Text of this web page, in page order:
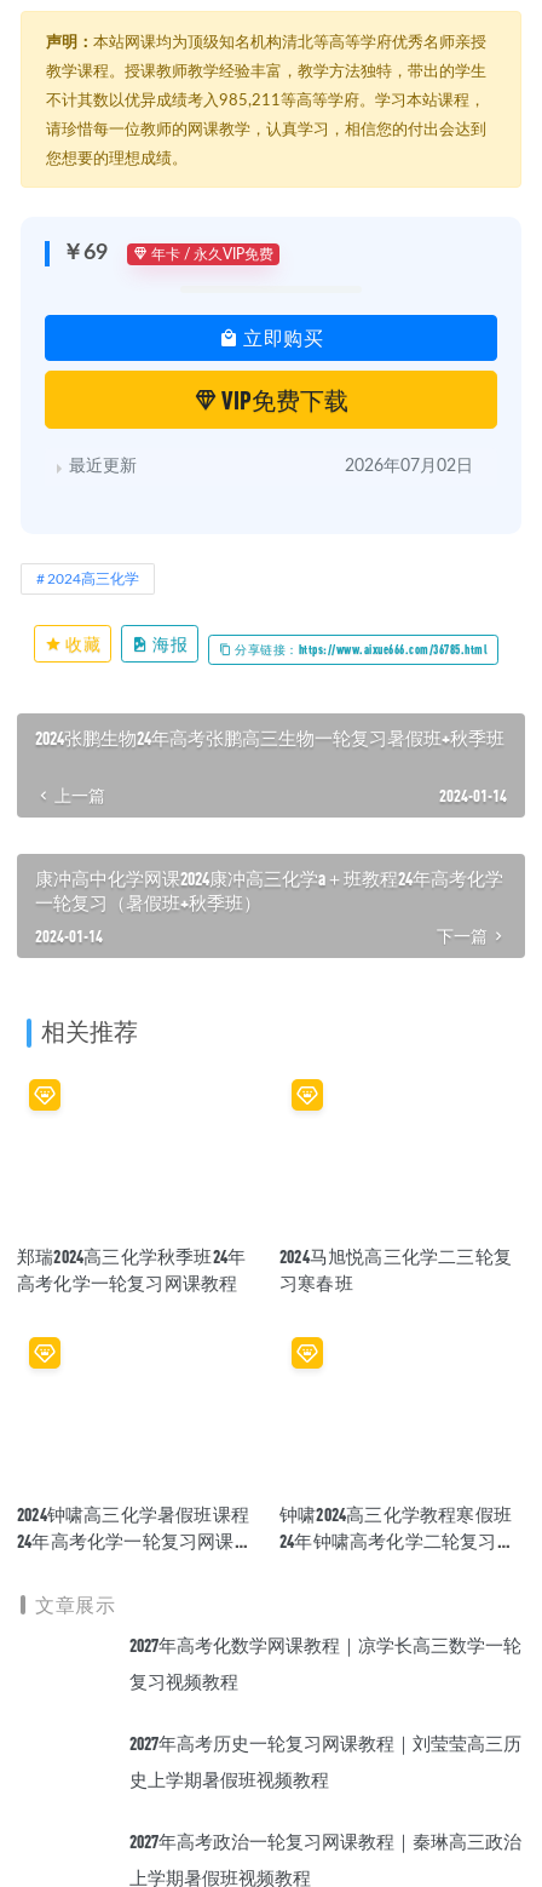
声明： 本站网课均为顶级知名机构清北等高等学府优秀名师亲授
教学课程。授课教师教学经验丰富，教学方法独特，带出的学生
不计其数以优异成绩考入985,211等高等学府。学习本站课程，
请珍惜每一位教师的网课教学，认真学习，相信您的付出会达到
您想要的理想成绩。
￥69 年卡 / 永久VIP免费
立即购买
VIP免费下载
最近更新 2026年07月02日
2024高三化学
收藏 海报 分享链接：https://www.aixue666.com/36785.html
2024张鹏生物24年高考张鹏高三生物一轮复习暑假班+秋季班
上一篇 2024-01-14
康冲高中化学网课2024康冲高三化学a＋班教程24年高考化学
一轮复习（暑假班+秋季班）
2024-01-14 下一篇
相关推荐
郑瑞2024高三化学秋季班24年
高考化学一轮复习网课教程
2024马旭悦高三化学二三轮复
习寒春班
2024钟啸高三化学暑假班课程
24年高考化学一轮复习网课视
钟啸2024高三化学教程寒假班
24年钟啸高考化学二轮复习网
文章展示
2027年高考化数学网课教程｜凉学长高三数学一轮
复习视频教程
2027年高考历史一轮复习网课教程｜刘莹莹高三历
史上学期暑假班视频教程
2027年高考政治一轮复习网课教程｜秦琳高三政治
上学期暑假班视频教程